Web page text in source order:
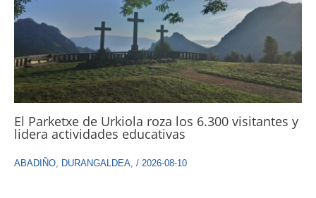
El Parketxe de Urkiola roza los 6.300 visitantes y
lidera actividades educativas
ABADIÑO, DURANGALDEA, / 2026-08-10